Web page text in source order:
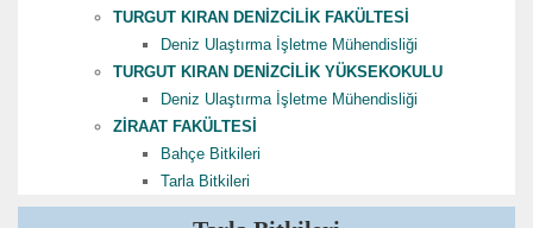
TURGUT KIRAN DENİZCİLİK FAKÜLTESİ
Deniz Ulaştırma İşletme Mühendisliği
TURGUT KIRAN DENİZCİLİK YÜKSEKOKULU
Deniz Ulaştırma İşletme Mühendisliği
ZİRAAT FAKÜLTESİ
Bahçe Bitkileri
Tarla Bitkileri